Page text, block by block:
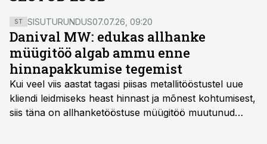
ST SISUTURUNDUS07.07.26, 09:20
Danival MW: edukas allhanke
müügitöö algab ammu enne
hinnapakkumise tegemist
Kui veel viis aastat tagasi piisas metallitööstustel uue
kliendi leidmiseks heast hinnast ja mõnest kohtumisest,
siis täna on allhanketööstuse müügitöö muutunud